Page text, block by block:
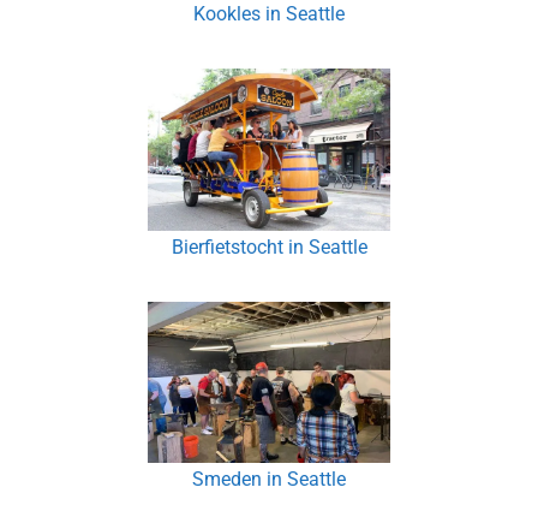
Kookles in Seattle
Bierfietstocht in Seattle
Smeden in Seattle